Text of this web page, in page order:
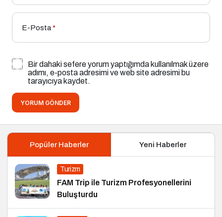
E-Posta*
Bir dahaki sefere yorum yaptığımda kullanılmak üzere
adımı, e-posta adresimi ve web site adresimi bu
tarayıcıya kaydet.
YORUM GÖNDER
Popüler Haberler Yeni Haberler
Turizm
FAM Trip ile Turizm Profesyonellerini
Buluşturdu